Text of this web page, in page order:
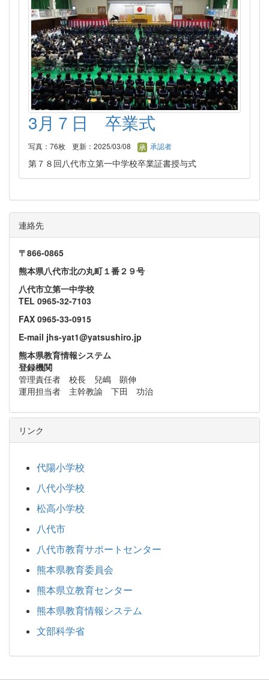
3月７日 卒業式
写真：76枚 更新：2025/03/08 承認者
第７８回八代市立第一中学校卒業証書授与式
連絡先
〒866‐0865
熊本県八代市北の丸町１番２９号
八代市立第一中学校
TEL 0965-32-7103
FAX 0965-33-0915
E-mail jhs-yat1@yatsushiro.jp
熊本県教育情報システム
登録機関
管理責任者 校長 兒嶋 顕伸
運用担当者 主幹教諭 下田 功治
リンク
代陽小学校
八代小学校
松高小学校
八代市
八代市教育サポートセンター
熊本県教育委員会
熊本県立教育センター
熊本県教育情報システム
文部科学省